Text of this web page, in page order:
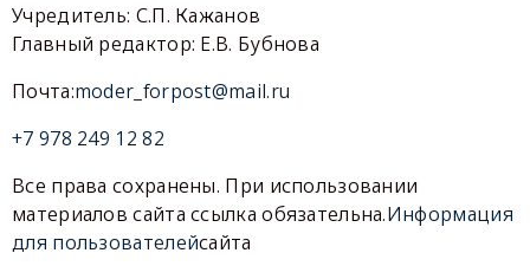
Учредитель: С.П. Кажанов
Главный редактор: Е.В. Бубнова
Почта:moder_forpost@mail.ru
+7 978 249 12 82
Все права сохранены. При использовании
материалов сайта ссылка обязательна.Информация
для пользователейсайта